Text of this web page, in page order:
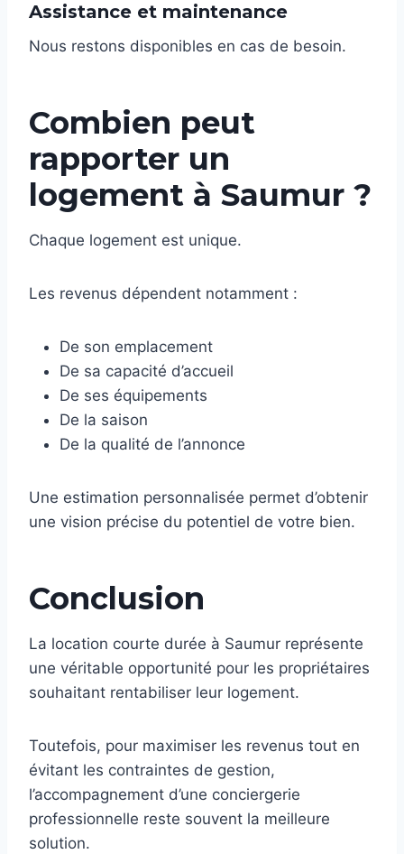
Assistance et maintenance
Nous restons disponibles en cas de besoin.
Combien peut
rapporter un
logement à Saumur ?
Chaque logement est unique.
Les revenus dépendent notamment :
De son emplacement
De sa capacité d’accueil
De ses équipements
De la saison
De la qualité de l’annonce
Une estimation personnalisée permet d’obtenir
une vision précise du potentiel de votre bien.
Conclusion
La location courte durée à Saumur représente
une véritable opportunité pour les propriétaires
souhaitant rentabiliser leur logement.
Toutefois, pour maximiser les revenus tout en
évitant les contraintes de gestion,
l’accompagnement d’une conciergerie
professionnelle reste souvent la meilleure
solution.